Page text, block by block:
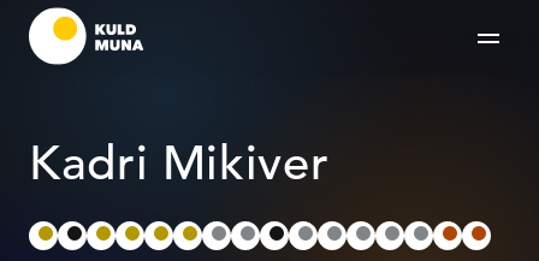
Kadri Mikiver